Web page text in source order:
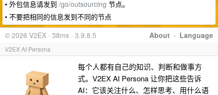
• 外包信息请发到 /go/outsourcing 节点。
• 不要把相同的信息发到不同的节点
About · Language
© 2026 V2EX · 38ms · 3.9.8.5
V2EX AI Persona
每个人都有自己的知识、判断和做事方
式。V2EX AI Persona 让你把这些告诉
AI：它该关注什么、怎样思考、用什么语